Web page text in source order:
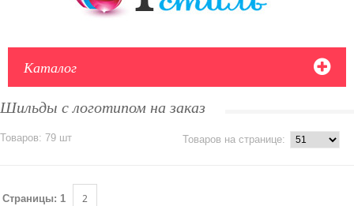
Каталог
Шильды с логотипом на заказ
Товаров: 79 шт Товаров на странице:
Страницы: 1 2